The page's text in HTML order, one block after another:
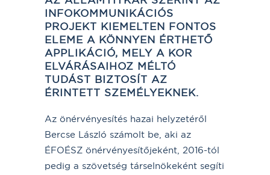
INFOKOMMUNIKÁCIÓS
PROJEKT KIEMELTEN FONTOS
ELEME A KÖNNYEN ÉRTHETŐ
APPLIKÁCIÓ, MELY A KOR
ELVÁRÁSAIHOZ MÉLTÓ
TUDÁST BIZTOSÍT AZ
ÉRINTETT SZEMÉLYEKNEK.
Az önérvényesítés hazai helyzetéről
Bercse László számolt be, aki az
ÉFOÉSZ önérvényesítőjeként, 2016-tól
pedig a szövetség társelnökeként segíti